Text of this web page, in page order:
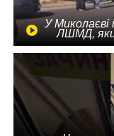
У Миколаєві
ЛШМД,